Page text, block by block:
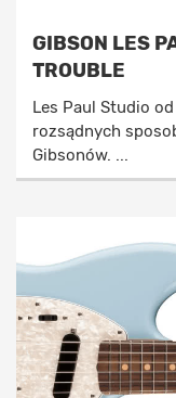
GIBSON LES
TROUBLE
Les Paul Studio
rozsądnych
Gibsonów. ...